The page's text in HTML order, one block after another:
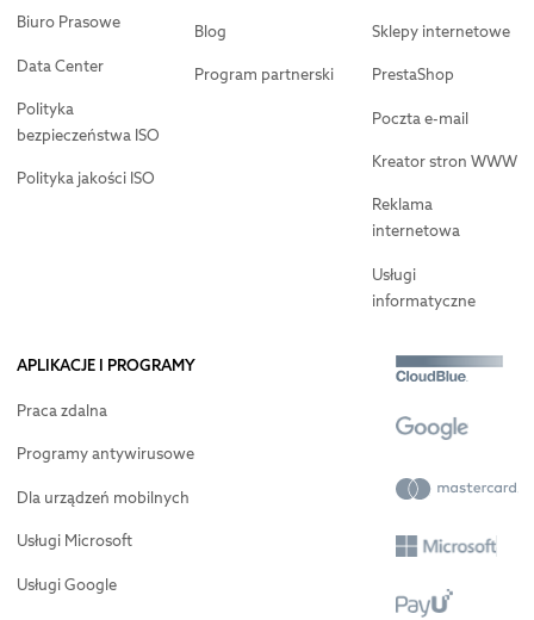
Biuro Prasowe
Data Center
Polityka
bezpieczeństwa ISO
Polityka jakości ISO
Blog
Program partnerski
Sklepy internetowe
PrestaShop
Poczta e-mail
Kreator stron WWW
Reklama
internetowa
Usługi
informatyczne
APLIKACJE I PROGRAMY
Praca zdalna
Programy antywirusowe
Dla urządzeń mobilnych
Usługi Microsoft
Usługi Google